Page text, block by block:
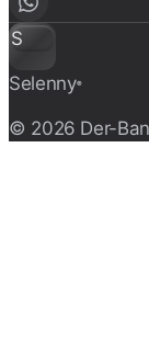
S
Selenny®
© 2026 Der-